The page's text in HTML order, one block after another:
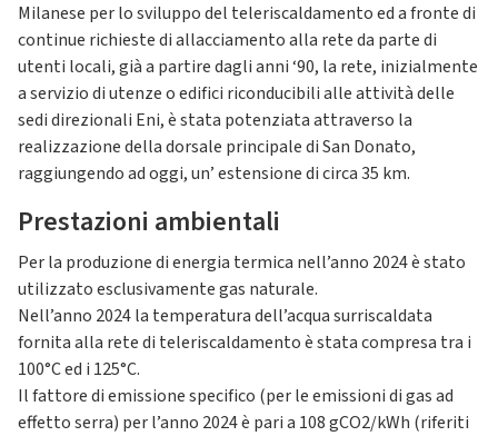
Milanese per lo sviluppo del teleriscaldamento ed a fronte di
continue richieste di allacciamento alla rete da parte di
utenti locali, già a partire dagli anni ‘90, la rete, inizialmente
a servizio di utenze o edifici riconducibili alle attività delle
sedi direzionali Eni, è stata potenziata attraverso la
realizzazione della dorsale principale di San Donato,
raggiungendo ad oggi, un’ estensione di circa 35 km.
Prestazioni ambientali
Per la produzione di energia termica nell’anno 2024 è stato
utilizzato esclusivamente gas naturale.
Nell’anno 2024 la temperatura dell’acqua surriscaldata
fornita alla rete di teleriscaldamento è stata compresa tra i
100°C ed i 125°C.
Il fattore di emissione specifico (per le emissioni di gas ad
effetto serra) per l’anno 2024 è pari a 108 gCO2/kWh (riferiti